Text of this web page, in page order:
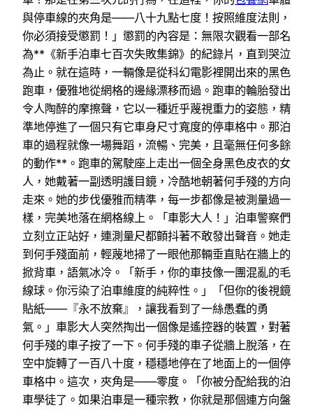
與停車線的夾角是——八十九點七度！按照維度法則，
你必須接受懲罰！」懲罰的內容是：無限次觀看一部名
為**《新手泊車七百次失敗集錦》的紀錄片，直到哭泣
為止。就在這時，一輛像是從科幻電影裡開出來的黑色
跑車，優雅地從網格的邊緣漂移而過。跑車的輪胎發出
令人陶醉的摩擦聲，它以一種近乎蔑視重力的姿態，精
準地停進了一個只有它車身尺寸寬度的停車格中。那泊
車的過程就像一場舞蹈，流暢、完美，且毫無任何多餘
的動作**。跑車的駕駛座上走出一個全身黑色皮衣的女
人，她戴著一副透明護目鏡，冷酷地朝著何手殘的方向
走來。她的步伐優雅而精準，每一步都像是被測量過一
樣，完美地落在網格線上。「車影大人！」泊車警察們
立刻立正站好，連測量尺都顫抖著不敢發出聲音。她走
到何手殘面前，輕蔑地掃了一眼他那輛垂直貼在牆上的
掀背車，語氣冰冷。「新手，你的車技像一團混亂的毛
線球。你污染了泊車維度的純粹性。」「但你的後視鏡
貼紙——『永不放棄』，讓我看到了一絲愚蠢的勇
氣。」車影大人突然掏出一個像是遙控器的裝置，對著
何手殘的車子按了一下。何手殘的車子從牆上脫落，在
空中旋轉了一百八十度，穩穩地停在了地面上的一個停
車格中。這次，夾角是——零度。「你被分配給我的泊
車學徒了。如果泊車是一種宗教，你就是那個連方向盤